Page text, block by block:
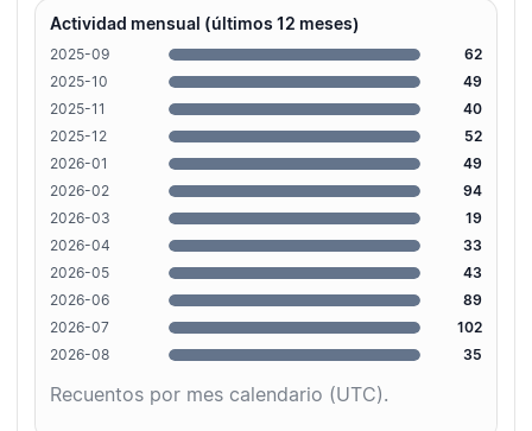
Actividad mensual (últimos 12 meses)
2025-09
62
2025-10
49
2025-11
40
2025-12
52
2026-01
49
2026-02
94
2026-03
19
2026-04
33
2026-05
43
2026-06
89
2026-07
102
2026-08
35
Recuentos por mes calendario (UTC).